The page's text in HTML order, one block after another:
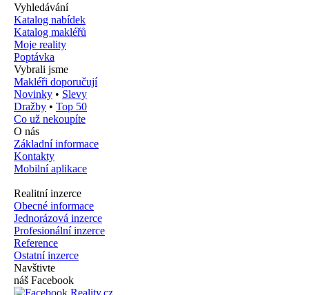
Vyhledávání
Katalog nabídek
Katalog makléřů
Moje reality
Poptávka
Vybrali jsme
Makléři doporučují
Novinky • Slevy
Dražby • Top 50
Co už nekoupíte
O nás
Základní informace
Kontakty
Mobilní aplikace
Realitní inzerce
Obecné informace
Jednorázová inzerce
Profesionální inzerce
Reference
Ostatní inzerce
Navštivte
náš Facebook